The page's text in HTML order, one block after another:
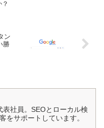
ン
勝
表社員。SEOとローカル検
をサポートしています。